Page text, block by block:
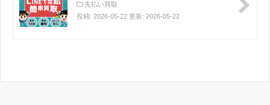
先払い買取
投稿: 2026-05-22 更新: 2026-05-22